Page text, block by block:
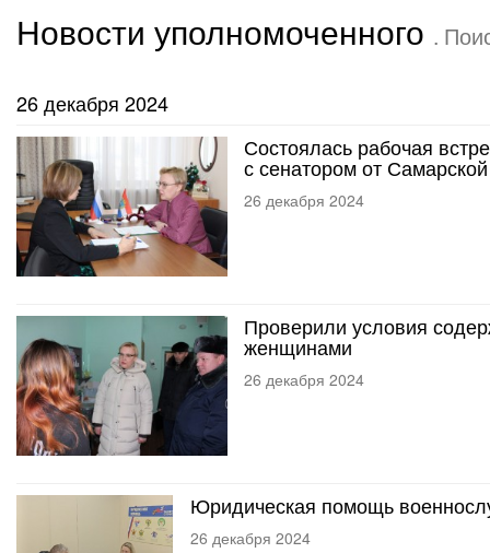
Новости уполномоченного .
26 декабря 2024
Состоялась рабочая
с сенатором от
26 декабря 2024
Проверили условия
женщинами
26 декабря 2024
Юридическая помощь
26 декабря 2024